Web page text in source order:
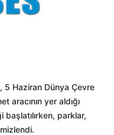
5 Haziran Dünya Çevre
aracının yer aldığı
parklar,